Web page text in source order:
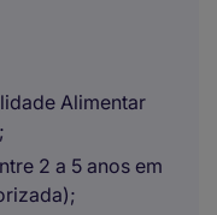
Alimentar
2 a 5 anos em